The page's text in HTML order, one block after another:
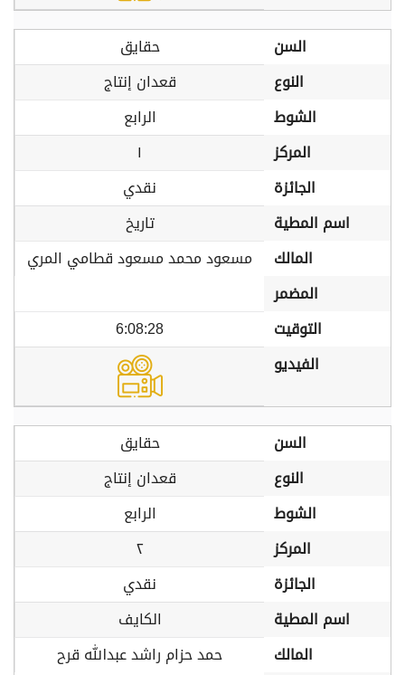
السن
حقايق
النوع
قعدان إنتاج
الشوط
الرابع
المركز
١
الجائزة
نقدي
اسم المطية
تاريخ
المالك
مسعود محمد مسعود قطامي المري
المضمر
التوقيت
6:08:28
الفيديو
السن
حقايق
النوع
قعدان إنتاج
الشوط
الرابع
المركز
٢
الجائزة
نقدي
اسم المطية
الكايف
المالك
حمد حزام راشد عبدالله قرح